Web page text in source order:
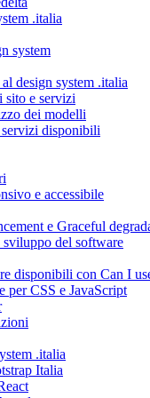
.italia
system
design system .italia
sito e servizi
dei modelli
disponibili
e accessibile
e Graceful
del software
disponibili con Can I
per CSS e JavaScript
.italia
Italia